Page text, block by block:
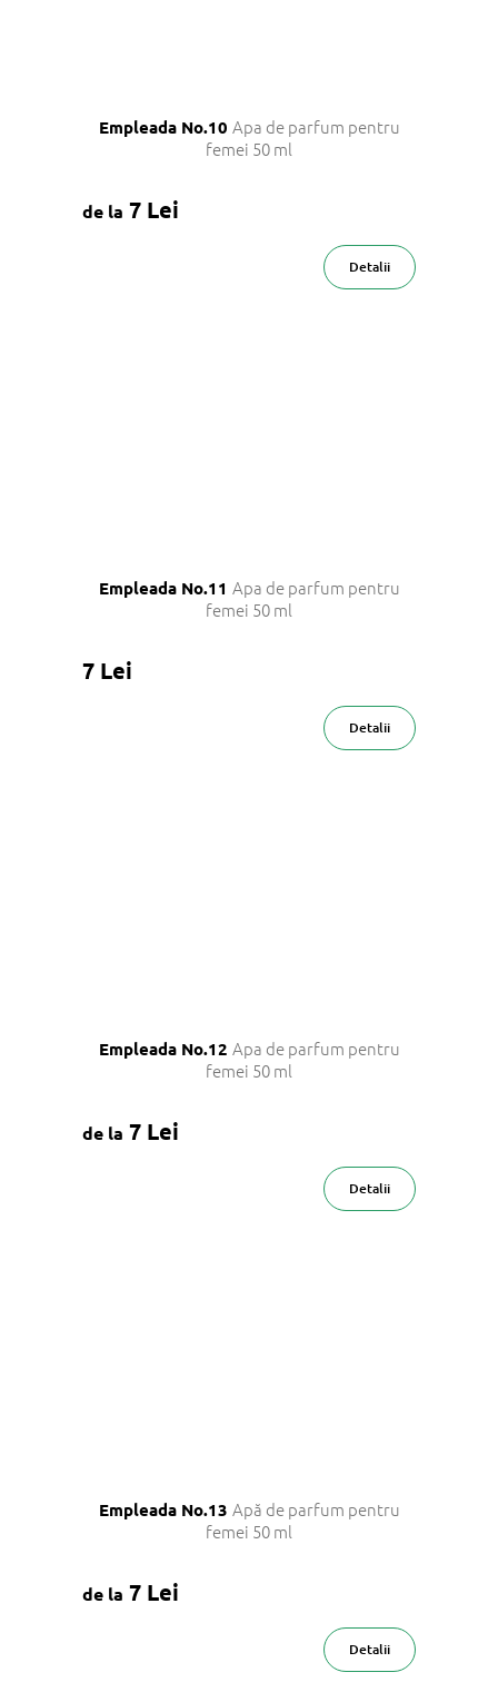
Empleada No.10 Apa de parfum pentru
femei 50 ml
de la 7 Lei
Detalii
Empleada No.11 Apa de parfum pentru
femei 50 ml
7 Lei
Detalii
Empleada No.12 Apa de parfum pentru
femei 50 ml
de la 7 Lei
Detalii
Empleada No.13 Apă de parfum pentru
femei 50 ml
de la 7 Lei
Detalii